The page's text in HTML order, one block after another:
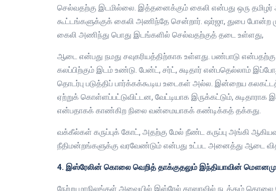
செல்வதற்கு இடமில்லை. இத்தனைக்கும் கைலி என்பது ஒரு
கூட்டங்களுக்குக் கைலி அணிந்தே சென்றார். ஷர்ஜா, துபை போன்ற
கைலி அணிந்து பொது இடங்களில் செல்வதற்குத் தடை உள்ளது,
ஆடை என்பது நமது சவுகரியத்திற்காக உள்ளது. பண்பாடு
கலப்பிற்கும் இடம் உண்டு. பேன்ட், சர்ட், சுடிதார் என்பதெல்லாம்
தொடர்பு படுத்திப் பார்க்கக்கூடிய உடைகள் அல்ல. இன்றைய
ஏற்றுக் கொள்ளப்பட்டுவிட்டன, வேட்டியாக இருக்கட்டும்,
என்பதாகக் காண்கிற நிலை வன்மையாகக் கண்டிக்கத் தக்கது.
வக்கீல்கள் கருப்புக் கோட், அதற்கு மேல் நீண்ட கருப்பு அங்கி
நீதிமன்றங்களுக்கு வரவேண்டும் என்பது உட்பட அனைத்து ஆடை
4. இஸ்ரேலின் கொலை வெறித் தாக்குதலும் இந்தியாவின்
நேற்று மாநிலங்கள் அவையில் இஸ்ரேல் காஸாவில் நடத்தும் கொலை